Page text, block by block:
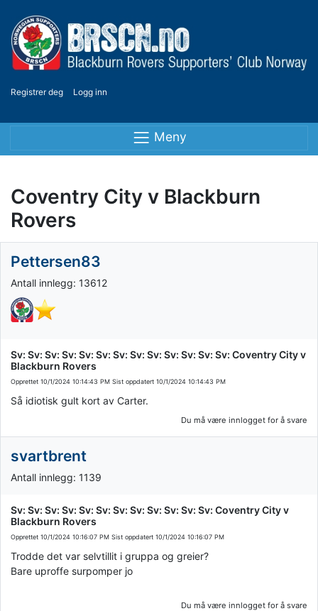
Registrer deg Logg inn
Meny
Coventry City v Blackburn
Rovers
Pettersen83
Antall innlegg: 13612
Sv: Sv: Sv: Sv: Sv: Sv: Sv: Sv: Sv: Sv: Sv: Sv: Sv: Coventry City v
Blackburn Rovers
Opprettet 10/1/2024 10:14:43 PM Sist oppdatert 10/1/2024 10:14:43 PM
Så idiotisk gult kort av Carter.
Du må være innlogget for å svare
svartbrent
Antall innlegg: 1139
Sv: Sv: Sv: Sv: Sv: Sv: Sv: Sv: Sv: Sv: Sv: Sv: Coventry City v
Blackburn Rovers
Opprettet 10/1/2024 10:16:07 PM Sist oppdatert 10/1/2024 10:16:07 PM
Trodde det var selvtillit i gruppa og greier?
Bare uproffe surpomper jo
Du må være innlogget for å svare